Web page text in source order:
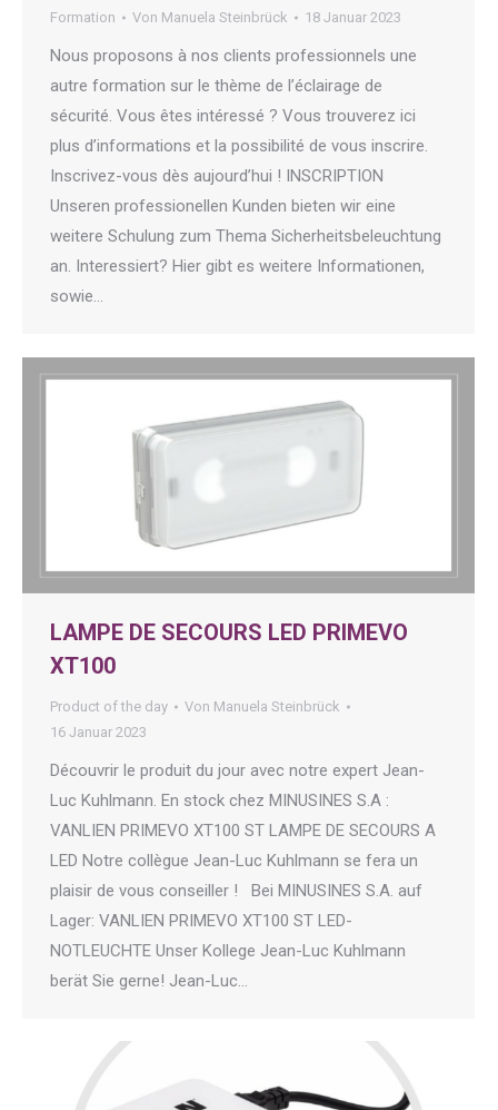
Formation Von Manuela Steinbrück 18 Januar 2023
Nous proposons à nos clients professionnels une
autre formation sur le thème de l’éclairage de
sécurité. Vous êtes intéressé ? Vous trouverez ici
plus d’informations et la possibilité de vous inscrire.
Inscrivez-vous dès aujourd’hui ! INSCRIPTION
Unseren professionellen Kunden bieten wir eine
weitere Schulung zum Thema Sicherheitsbeleuchtung
an. Interessiert? Hier gibt es weitere Informationen,
sowie…
LAMPE DE SECOURS LED PRIMEVO
XT100
Product of the day Von Manuela Steinbrück
16 Januar 2023
Découvrir le produit du jour avec notre expert Jean-
Luc Kuhlmann. En stock chez MINUSINES S.A :
VANLIEN PRIMEVO XT100 ST LAMPE DE SECOURS A
LED Notre collègue Jean-Luc Kuhlmann se fera un
plaisir de vous conseiller ! Bei MINUSINES S.A. auf
Lager: VANLIEN PRIMEVO XT100 ST LED-
NOTLEUCHTE Unser Kollege Jean-Luc Kuhlmann
berät Sie gerne! Jean-Luc…